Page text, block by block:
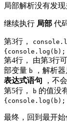
局部解析没有发
继续执行 局部 代
第3行，
第4行， 由第3行
部变量 b ，解析
表达式语句 ，不
第5行，
b 的值没
最终，回到最开